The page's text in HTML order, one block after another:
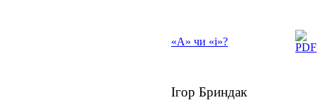
«А» чи «і»?
Ігор Бриндак